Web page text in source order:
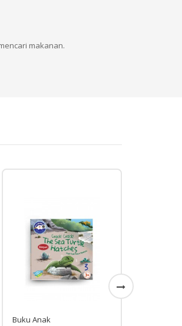
makanan.
Buku Anak